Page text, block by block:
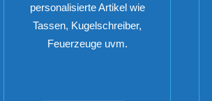
personalisierte Artikel wie
Tassen, Kugelschreiber,
Feuerzeuge uvm.